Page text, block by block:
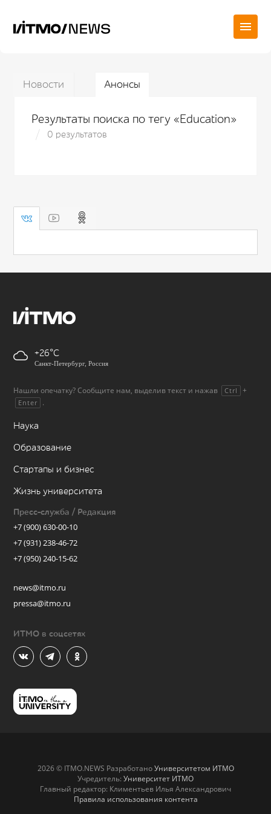
Новости Анонсы
Результаты поиска по тегу «Education»
0 результатов
+26
Санкт-Петербург, Россия
Нашли опечатку? Сообщите нам, выделив текст и нажав Ctrl +
Enter .
Наука
Образование
Стартапы и бизнес
Жизнь университета
Пресс-служба / Редакция
+7 (900) 630-00-10
+7 (931) 238-46-72
+7 (950) 240-15-62
news@itmo.ru
pressa@itmo.ru
ИТМО в соцсетях
2026 © ITMO.NEWS РазработаноУниверситетом ИТМО
Учредитель: Университет ИТМО
Главный редактор: Климентьев Илья Александрович
Правила использования контента